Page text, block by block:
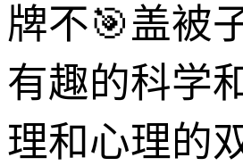
牌不🎯盖被
有趣的科学
理和心理的